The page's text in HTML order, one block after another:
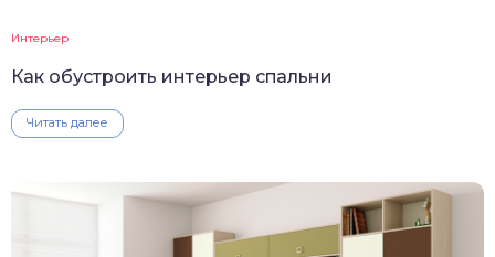
Интерьер
Как обустроить интерьер спальни
Читать далее